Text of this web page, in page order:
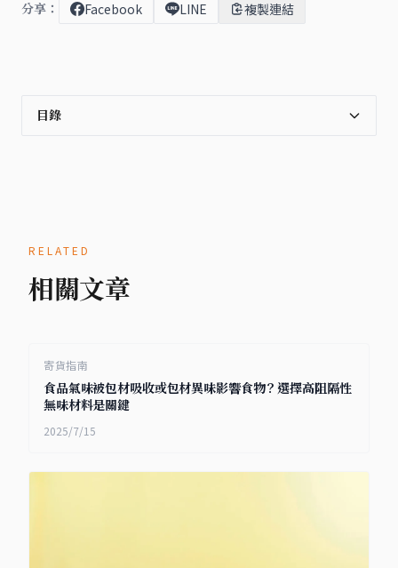
分享： Facebook LINE 複製連結
目錄
RELATED
相關文章
寄貨指南
食品氣味被包材吸收或包材異味影響食物？選擇高阻隔性
無味材料是關鍵
2025/7/15